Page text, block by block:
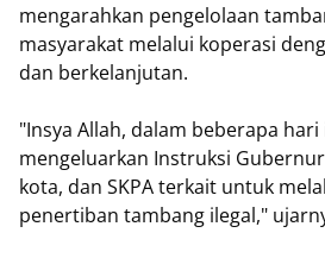
mengarahkan pengelolaan
masyarakat melalui koperasi
dan berkelanjutan.
"Insya Allah, dalam beberapa hari
mengeluarkan Instruksi
kota, dan SKPA terkait untuk
penertiban tambang ilegal,"